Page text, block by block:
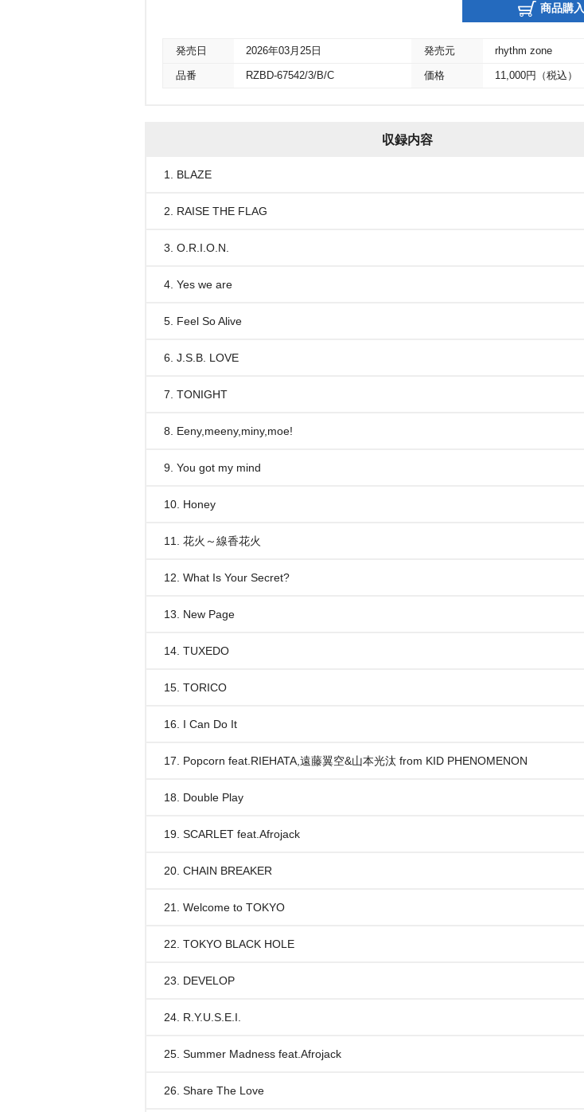
商品購入
発売日 2026年03月25日 発売元 rhythm zone
品番 RZBD-67542/3/B/C 価格 11,000円（税込）
収録内容
1. BLAZE
2. RAISE THE FLAG
3. O.R.I.O.N.
4. Yes we are
5. Feel So Alive
6. J.S.B. LOVE
7. TONIGHT
8. Eeny,meeny,miny,moe!
9. You got my mind
10. Honey
11. 花火～線香花火
12. What Is Your Secret?
13. New Page
14. TUXEDO
15. TORICO
16. I Can Do It
17. Popcorn feat.RIEHATA,遠藤翼空&山本光汰 from KID PHENOMENON
18. Double Play
19. SCARLET feat.Afrojack
20. CHAIN BREAKER
21. Welcome to TOKYO
22. TOKYO BLACK HOLE
23. DEVELOP
24. R.Y.U.S.E.I.
25. Summer Madness feat.Afrojack
26. Share The Love